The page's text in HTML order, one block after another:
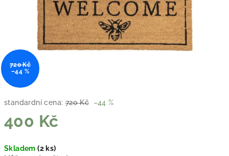
standardní cena: 720 Kč –44 %
400 Kč
cena:
Skladem(2 ks)
720 Kč
–44 %